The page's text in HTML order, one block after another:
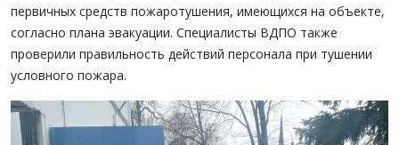
первичных средств пожаротушения, имеющихся на объекте,
согласно плана эвакуации. Специалисты ВДПО также
проверили правильность действий персонала при тушении
условного пожара.